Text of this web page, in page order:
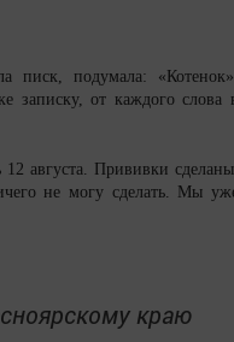
писк, подумала:
записку, от каждого слова
августа. Прививки
не могу сделать. Мы
краю